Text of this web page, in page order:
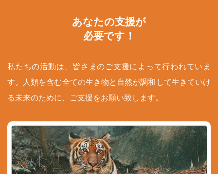
あなたの支援が
必要です！
私たちの活動は、皆さまのご支援によって行われていま
す。人類を含む全ての生き物と自然が調和して生きていけ
る未来のために、ご支援をお願い致します。